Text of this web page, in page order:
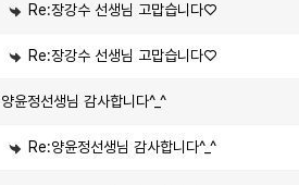
Re:장강수 선생님 고맙습니다♡
Re:장강수 선생님 고맙습니다♡
양윤정선생님 감사합니다^_^
Re:양윤정선생님 감사합니다^_^